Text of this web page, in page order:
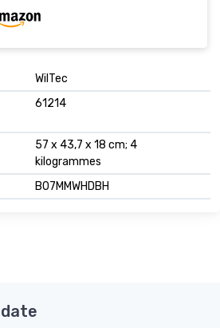
‎WilTec
‎61214
‎57 x 43,7 x 18 cm; 4
kilogrammes
‎B07MMWHDBH